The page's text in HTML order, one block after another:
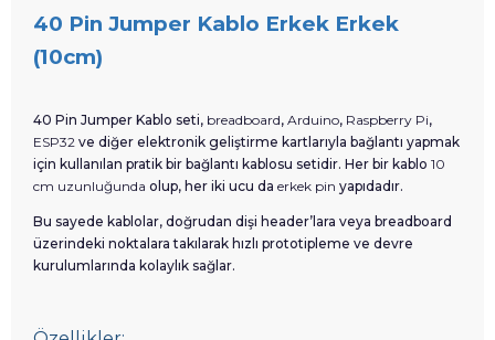
40 Pin Jumper Kablo Erkek Erkek
(10cm)
40 Pin Jumper Kablo seti, breadboard, Arduino, Raspberry Pi,
ESP32 ve diğer elektronik geliştirme kartlarıyla bağlantı yapmak
için kullanılan pratik bir bağlantı kablosu setidir. Her bir kablo 10
cm uzunluğunda olup, her iki ucu da erkek pin yapıdadır.
Bu sayede kablolar, doğrudan dişi header’lara veya breadboard
üzerindeki noktalara takılarak hızlı prototipleme ve devre
kurulumlarında kolaylık sağlar.